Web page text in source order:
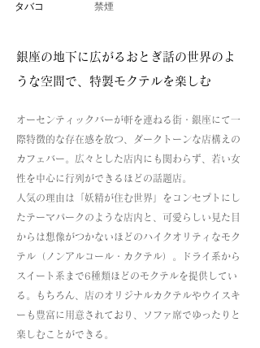
タバコ
禁煙
銀座の地下に広がるおとぎ話の世界のよ
うな空間で、特製モクテルを楽しむ
オーセンティックバーが軒を連ねる街・銀座にて一
際特徴的な存在感を放つ、ダークトーンな店構えの
カフェバー。広々とした店内にも関わらず、若い女
性を中心に行列ができるほどの話題店。
人気の理由は「妖精が住む世界」をコンセプトにし
たテーマパークのような店内と、可愛らしい見た目
からは想像がつかないほどのハイクオリティなモク
テル（ノンアルコール・カクテル）。ドライ系から
スイート系まで6種類ほどのモクテルを提供してい
る。もちろん、店のオリジナルカクテルやウイスキ
ーも豊富に用意されており、ソファ席でゆったりと
楽しむことができる。